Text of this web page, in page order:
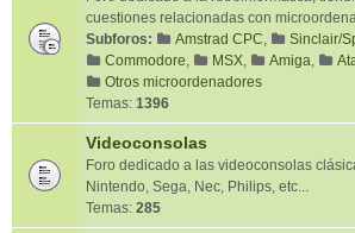
cuestiones relacionadas con
Subforos:
Amstrad CPC, Sinclair/
Commodore, MSX, Amiga,
Otros microordenadores
Temas: 1396
Videoconsolas
Foro dedicado a las videoconsolas
Nintendo, Sega, Nec, Philips, etc...
Temas: 285